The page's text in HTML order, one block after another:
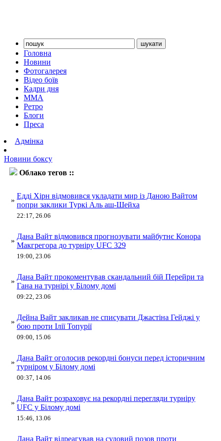
Головна
Новини
Фотогалерея
Відео боїв
Кадри дня
ММА
Ретро
Блоги
Преса
Адмінка
Новини боксу
Облако тегов ::
»
Едді Хірн відмовився укладати мир із Даною Вайтом
попри заклики Туркі Аль аш-Шейха
22:17, 26.06
»
Дана Вайт відмовився прогнозувати майбутнє Конора
Макгрегора до турніру UFC 329
19:00, 23.06
»
Дана Вайт прокоментував скандальний бій Перейри та
Гана на турнірі у Білому домі
09:22, 23.06
»
Дейна Вайт закликав не списувати Джастіна Гейджі у
бою проти Ілії Топурії
09:00, 15.06
»
Дана Вайт оголосив рекордні бонуси перед історичним
турніром у Білому домі
00:37, 14.06
»
Дана Вайт розраховує на рекордні перегляди турніру
UFC у Білому домі
15:46, 13.06
Дана Вайт відреагував на судовий позов проти